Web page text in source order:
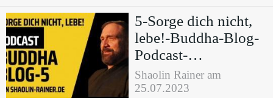
5-Sorge dich nicht,
lebe!-Buddha-Blog-
Podcast-
Buddhismus im
Alltag
Shaolin Rainer am
25.07.2023